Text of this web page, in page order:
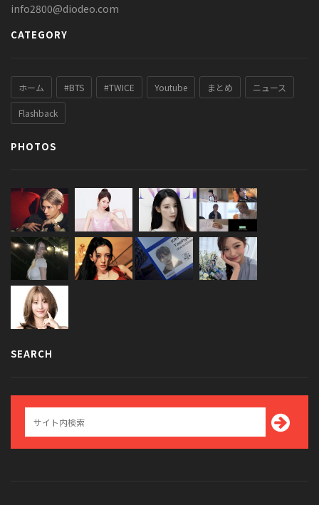
info2800@diodeo.com
CATEGORY
ホーム #BTS #TWICE Youtube まとめ ニュース
Flashback
PHOTOS
SEARCH